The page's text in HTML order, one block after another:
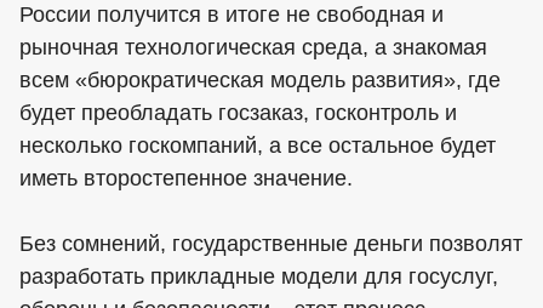
России получится в итоге не свободная и
рыночная технологическая среда, а знакомая
всем «бюрократическая модель развития», где
будет преобладать госзаказ, госконтроль и
несколько госкомпаний, а все остальное будет
иметь второстепенное значение.
Без сомнений, государственные деньги позволят
разработать прикладные модели для госуслуг,